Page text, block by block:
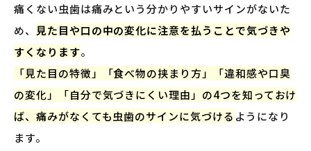
痛くない虫歯は痛みという分かりやすいサインがないた
め、 見た目や口の中の変化に注意を払うことで気づきや
すくなります。
「見た目の特徴」「食べ物の挟まり方」「違和感や口臭
の変化」「自分で気づきにくい理由」の4つを知っておけ
ば、痛みがなくても虫歯のサインに気づける ようになり
ます。